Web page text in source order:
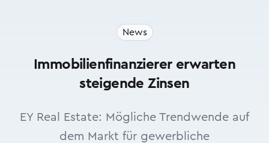
News
Immobilienfinanzierer erwarten
steigende Zinsen
EY Real Estate: Mögliche Trendwende auf
dem Markt für gewerbliche